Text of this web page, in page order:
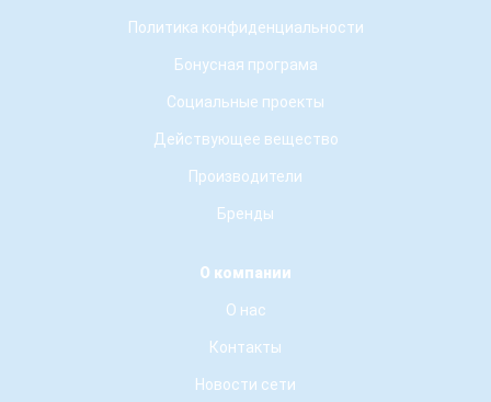
Политика конфиденциальности
Бонусная програма
Социальные проекты
Действующее вещество
Производители
Бренды
О компании
О нас
Контакты
Новости сети